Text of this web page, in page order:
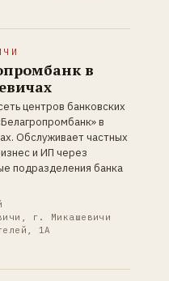
в
центров банковских
в
Обслуживает частных
и ИП через
подразделения банка
г. Микашевичи
1А